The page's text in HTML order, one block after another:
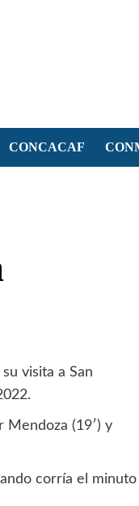
CONCACAF
visita a San
(19′) y
corría el minuto